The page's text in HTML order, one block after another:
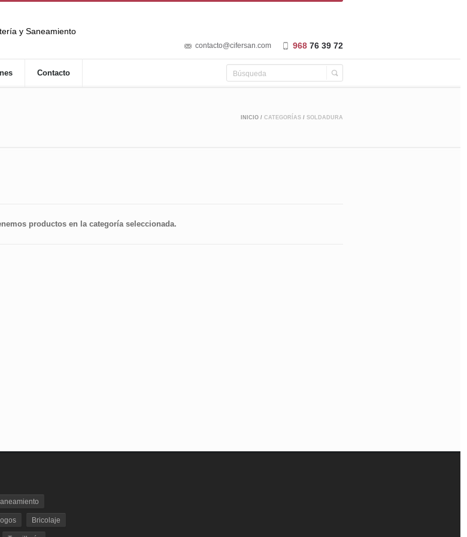
y Saneamiento
contacto@cifersan.com 96876 39 72
Contacto
INICIO/ CATEGORÍAS/ SOLDADURA
productos en la categoría seleccionada.
Bricolaje